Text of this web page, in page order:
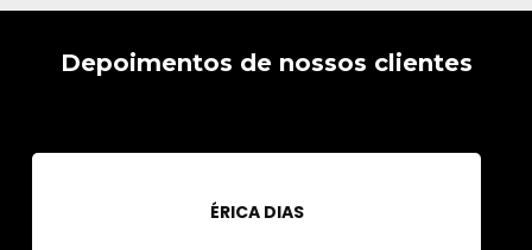
Depoimentos de nossos clientes
ÉRICA DIAS